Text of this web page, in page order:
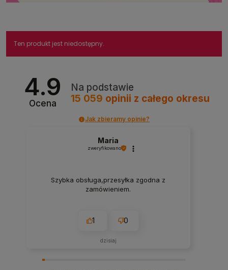
Ten produkt jest niedostępny.
4.9
Ocena
Na podstawie
15 059 opinii z całego okresu
Jak zbieramy opinie?
Maria
zweryfikowano
Szybka obsługa,przesyłka zgodna z
zamówieniem.
1 0
dzisiaj